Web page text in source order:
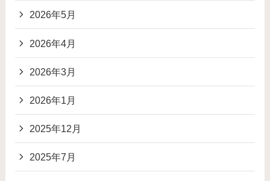
2026年5月
2026年4月
2026年3月
2026年1月
2025年12月
2025年7月